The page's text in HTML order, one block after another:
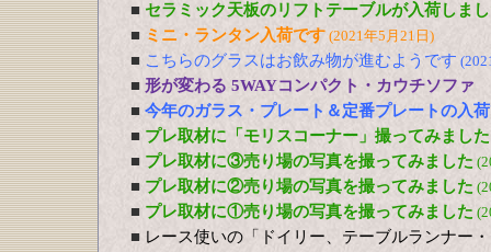
■ セラミック天板のリフトテーブルが入荷しま
■ ミニ・ランタン入荷です (2021年5月21日)
■ こちらのグラスはお飲み物が進むようです
■ 形が変わる 5WAYコンパクト・カウチソファ
■ 今年のガラス・プレート＆定番プレートの入
■ プレ取材に「モリスコーナー」撮ってみました
■ プレ取材に③売り場の写真を撮ってみました
■ プレ取材に②売り場の写真を撮ってみました
■ プレ取材に①売り場の写真を撮ってみました
■ レース使いの「ドイリー、テーブルランナー